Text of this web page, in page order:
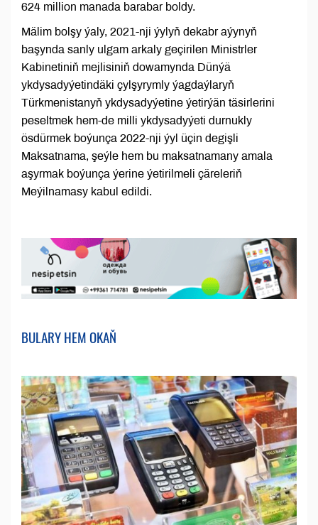
624 million manada barabar boldy.
Mälim bolşy ýaly, 2021-nji ýylyň dekabr aýynyň
başynda sanly ulgam arkaly geçirilen Ministrler
Kabinetiniň mejlisiniň dowamynda Dünýä
ykdysadyýetindäki çylşyrymly ýagdaýlaryň
Türkmenistanyň ykdysadyýetine ýetirýän täsirlerini
peseltmek hem-de milli ykdysadyýeti durnukly
ösdürmek boýunça 2022-nji ýyl üçin degişli
Maksatnama, şeýle hem bu maksatnamany amala
aşyrmak boýunça ýerine ýetirilmeli çäreleriň
Meýilnamasy kabul edildi.
BULARY HEM OKAŇ